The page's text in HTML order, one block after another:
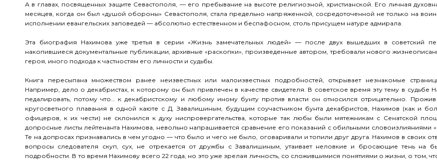
А в главах, посвященных защите Севастополя, — его пребывание на высоте религиозной, христианской. Его личная
месяцев, когда он был «душой обороны» Севастополя, стала предельно напряженной, сосредоточенной не только на
исполнении евангельских заповедей — абсолютно естественном и беспафосном, столь присущем натуре адмирала.
Эта биография Нахимова уже третья в серии «Жизнь замечательных людей» — после двух вышедших в советский
накопившиеся документальные публикации, архивные «раскопки», произведенные автором, требовали нового
героя, иного подхода к частностям его личности и судьбы.
Книга пересыпана множеством ранее неизвестных или малоизвестных подробностей, открывает незнакомые
Например, дело о декабристах, к которому он был привлечен в качестве свидетеля. В советское время эту тему в судьбе
педалировать, потому что… к декабристскому и любому иному бунту против власти он относился отрицательно.
кругосветного плавания в одной каюте с Д. Завалишиным, будущим соучастником бунта декабристов, Нахимов (как и
офицеров, к их чести) не склонился к духу ниспровергательства, которые так любы были мятежникам с Сенатской
допросные листы лейтенанта Нахимова, невольно напрашивается сравнение его показаний с обильными словоизлияниями
Те на допросах признавались в чем угодно — что было и чего не было, оговаривали и топили друг друга. Нахимов в своих
вопросы следователя скуп, сух, не отрекается от дружбы с Завалишиным, утаивает неловкие и бросающие тень на
подробности. В то время Нахимову всего 22 года, но это уже зрелая личность, со сложившимися понятиями о жизни, о том,